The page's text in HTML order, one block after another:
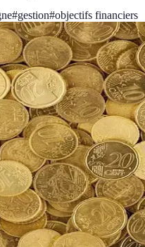
#gestion#objectifs financiers